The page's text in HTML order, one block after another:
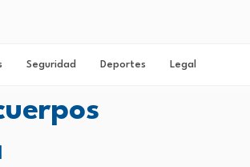
Seguridad Deportes Legal